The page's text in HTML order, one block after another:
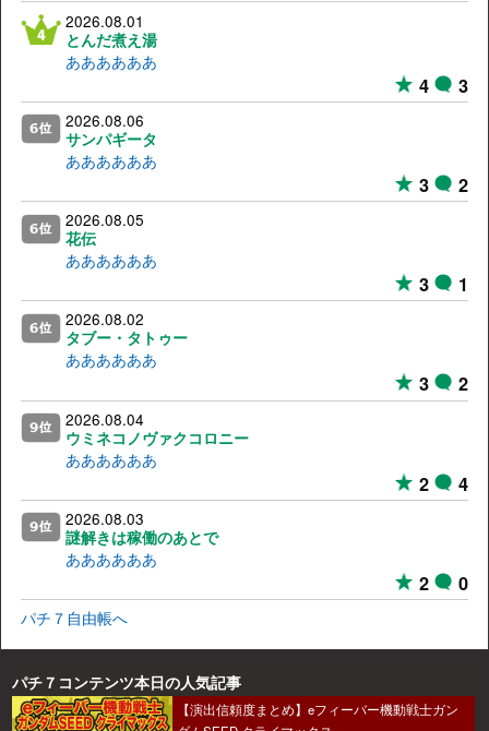
2026.08.01
とんだ煮え湯
ああああああ
4 3
2026.08.06
サンパギータ
ああああああ
3 2
2026.08.05
花伝
ああああああ
3 1
2026.08.02
タブー・タトゥー
ああああああ
3 2
2026.08.04
ウミネコノヴァクコロニー
ああああああ
2 4
2026.08.03
謎解きは稼働のあとで
ああああああ
2 0
パチ７自由帳へ
パチ７コンテンツ本日の人気記事
【演出信頼度まとめ】eフィーバー機動戦士ガン